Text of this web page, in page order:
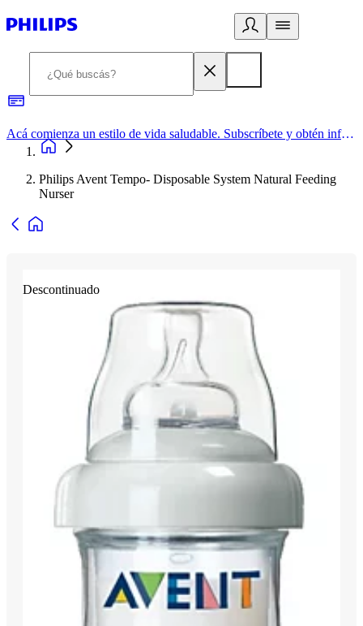
Acá comienza un estilo de vida saludable. Subscríbete y obtén información de primera mano
Philips Avent Tempo- Disposable System Natural Feeding
Nurser
Descontinuado